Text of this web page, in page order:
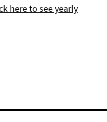
here to see yearly